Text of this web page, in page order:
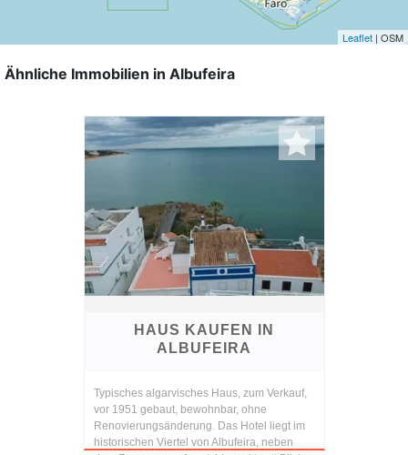
Leaflet | OSM
Ähnliche Immobilien in Albufeira
HAUS KAUFEN IN
ALBUFEIRA
Typisches algarvisches Haus, zum Verkauf,
vor 1951 gebaut, bewohnbar, ohne
Renovierungsänderung. Das Hotel liegt im
historischen Viertel von Albufeira, neben